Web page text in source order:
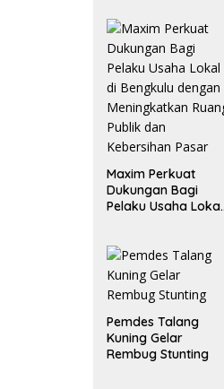
Maxim Perkuat
Dukungan Bagi
Pelaku Usaha Lokal
Ruang Publik dan
Kebersihan Pasar
Pemdes Talang
Kuning Gelar
Rembug Stunting